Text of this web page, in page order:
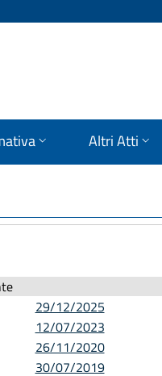
Altri Atti
29/12/2025
12/07/2023
26/11/2020
30/07/2019